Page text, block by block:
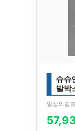
슈슈
발박
일상의쉼표